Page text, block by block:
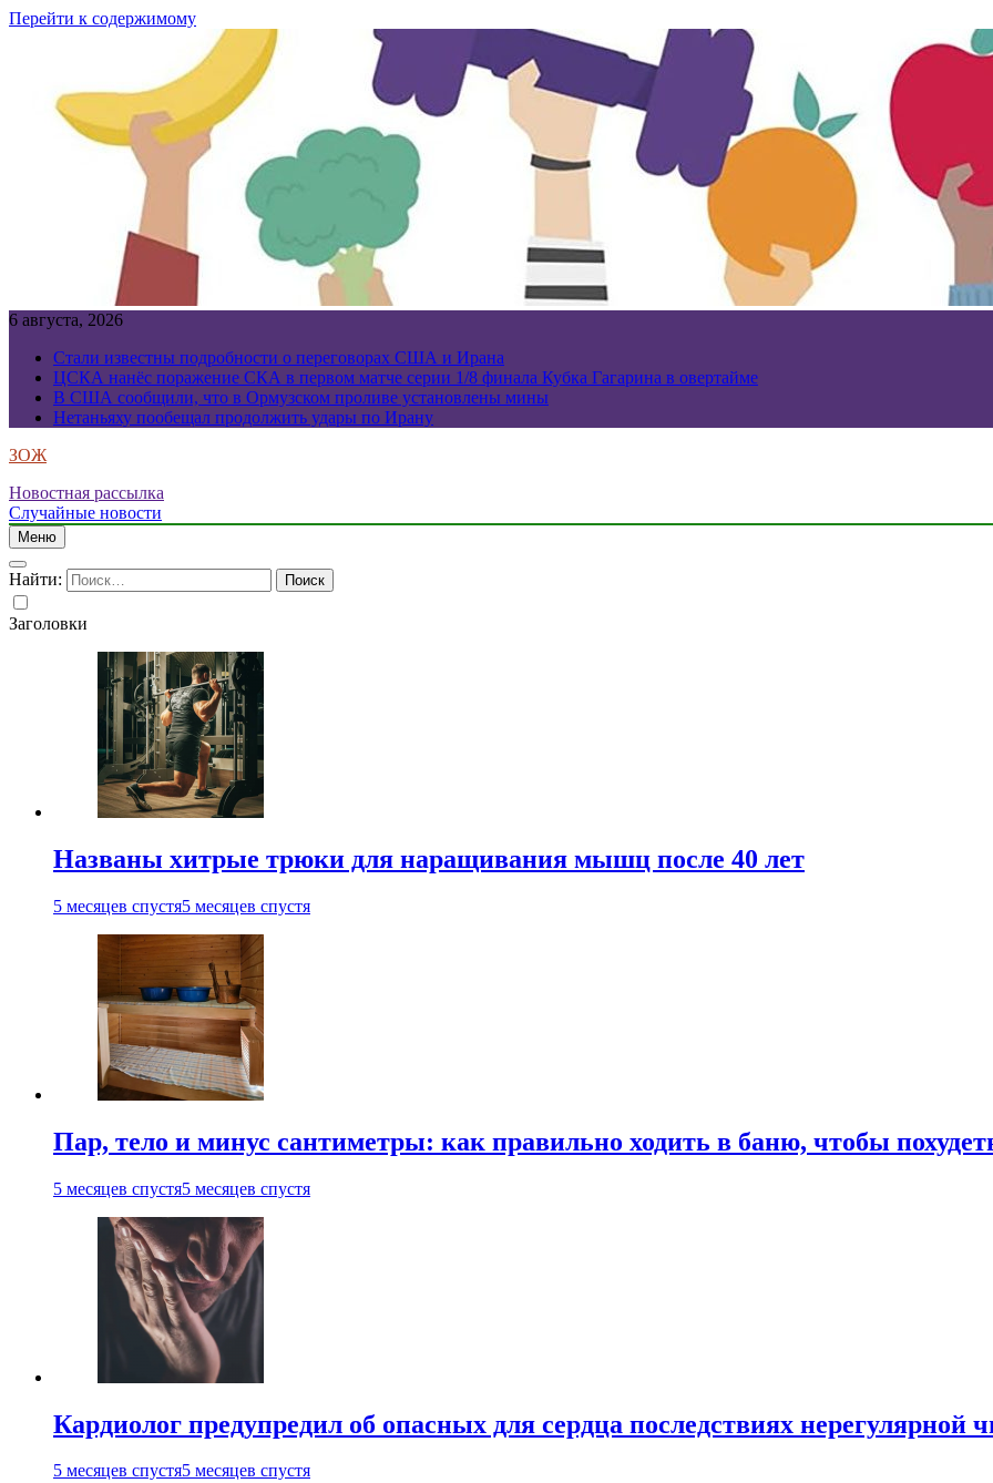
Перейти к содержимому
6 августа, 2026
Стали известны подробности о переговорах США и Ирана
ЦСКА нанёс поражение СКА в первом матче серии 1/8 финала Кубка Гагарина в овертайме
В США сообщили, что в Ормузском проливе установлены мины
Нетаньяху пообещал продолжить удары по Ирану
ЗОЖ
Новостная рассылка
Случайные новости
Меню
Найти:
Заголовки
Названы хитрые трюки для наращивания мышц после 40 лет
5 месяцев спустя5 месяцев спустя
Пар, тело и минус сантиметры: как правильно ходить в баню, чтобы
5 месяцев спустя5 месяцев спустя
Кардиолог предупредил об опасных для сердца последствиях нерегулярной
5 месяцев спустя5 месяцев спустя